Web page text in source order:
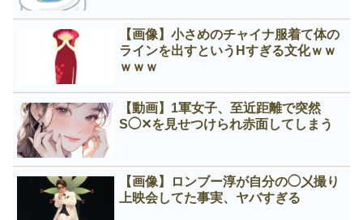
【画像】小さめのチャイナ服着て体の
ラインを出すというНすぎる文化ｗｗ
ｗｗｗ
【動画】1軍女子、至近距離で突然
S◯✕を見せつけられ赤面してしまう
【画像】ロンブー淳が自分の◯㐅撮り
上映会してた事実、ヤバすぎる